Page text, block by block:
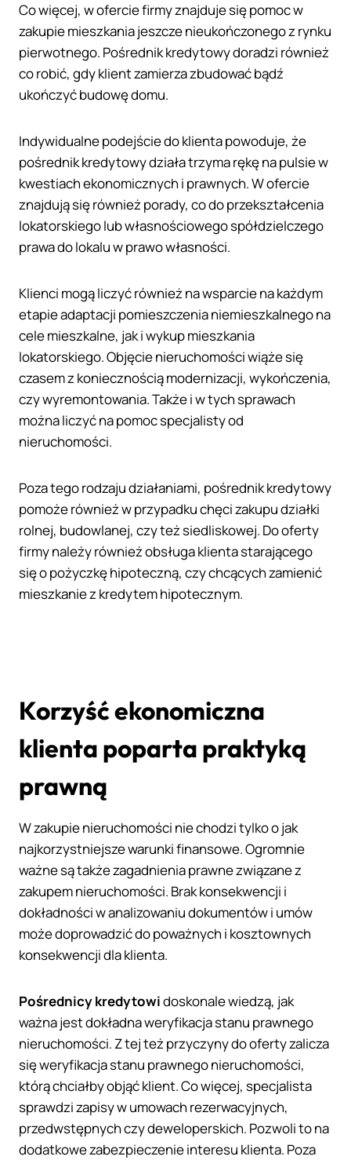
Co więcej, w ofercie firmy znajduje się pomoc w
zakupie mieszkania jeszcze nieukończonego z rynku
pierwotnego. Pośrednik kredytowy doradzi również
co robić, gdy klient zamierza zbudować bądź
ukończyć budowę domu.
Indywidualne podejście do klienta powoduje, że
pośrednik kredytowy działa trzyma rękę na pulsie w
kwestiach ekonomicznych i prawnych. W ofercie
znajdują się również porady, co do przekształcenia
lokatorskiego lub własnościowego spółdzielczego
prawa do lokalu w prawo własności.
Klienci mogą liczyć również na wsparcie na każdym
etapie adaptacji pomieszczenia niemieszkalnego na
cele mieszkalne, jak i wykup mieszkania
lokatorskiego. Objęcie nieruchomości wiąże się
czasem z koniecznością modernizacji, wykończenia,
czy wyremontowania. Także i w tych sprawach
można liczyć na pomoc specjalisty od
nieruchomości.
Poza tego rodzaju działaniami, pośrednik kredytowy
pomoże również w przypadku chęci zakupu działki
rolnej, budowlanej, czy też siedliskowej. Do oferty
firmy należy również obsługa klienta starającego
się o pożyczkę hipoteczną, czy chcących zamienić
mieszkanie z kredytem hipotecznym.
Korzyść ekonomiczna
klienta poparta praktyką
prawną
W zakupie nieruchomości nie chodzi tylko o jak
najkorzystniejsze warunki finansowe. Ogromnie
ważne są także zagadnienia prawne związane z
zakupem nieruchomości. Brak konsekwencji i
dokładności w analizowaniu dokumentów i umów
może doprowadzić do poważnych i kosztownych
konsekwencji dla klienta.
Pośrednicy kredytowidoskonale wiedzą, jak
ważna jest dokładna weryfikacja stanu prawnego
nieruchomości. Z tej też przyczyny do oferty zalicza
się weryfikacja stanu prawnego nieruchomości,
którą chciałby objąć klient. Co więcej, specjalista
sprawdzi zapisy w umowach rezerwacyjnych,
przedwstępnych czy deweloperskich. Pozwoli to na
dodatkowe zabezpieczenie interesu klienta. Poza